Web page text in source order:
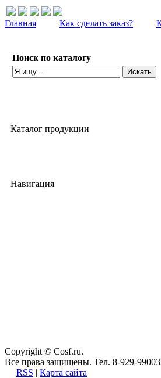
Главная Как сделать заказ?
Поиск по каталогу
Каталог продукции
Навигация
Copyright © Cosf.ru.
Все права защищены. Тел. 8-929-
RSS | Карта сайта